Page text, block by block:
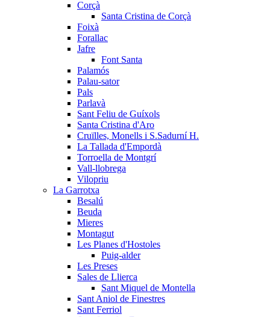
Corçà
Santa Cristina de Corçà
Foixà
Forallac
Jafre
Font Santa
Palamós
Palau-sator
Pals
Parlavà
Sant Feliu de Guíxols
Santa Cristina d'Aro
Cruïlles, Monells i S.Sadurní H.
La Tallada d'Empordà
Torroella de Montgrí
Vall-llobrega
Vilopriu
La Garrotxa
Besalú
Beuda
Mieres
Montagut
Les Planes d'Hostoles
Puig-alder
Les Preses
Sales de Llierca
Sant Miquel de Montella
Sant Aniol de Finestres
Sant Ferriol